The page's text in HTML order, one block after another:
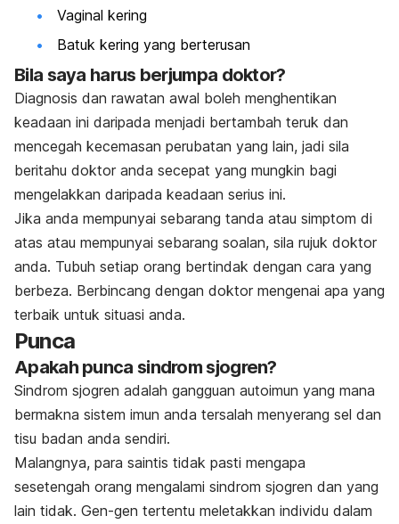
Vaginal kering
Batuk kering yang berterusan
Bila saya harus berjumpa doktor?
Diagnosis dan rawatan awal boleh menghentikan
keadaan ini daripada menjadi bertambah teruk dan
mencegah kecemasan perubatan yang lain, jadi sila
beritahu doktor anda secepat yang mungkin bagi
mengelakkan daripada keadaan serius ini.
Jika anda mempunyai sebarang tanda atau simptom di
atas atau mempunyai sebarang soalan, sila rujuk doktor
anda. Tubuh setiap orang bertindak dengan cara yang
berbeza. Berbincang dengan doktor mengenai apa yang
terbaik untuk situasi anda.
Punca
Apakah punca sindrom sjogren?
Sindrom sjogren adalah gangguan autoimun yang mana
bermakna sistem imun anda tersalah menyerang sel dan
tisu badan anda sendiri.
Malangnya, para saintis tidak pasti mengapa
sesetengah orang mengalami sindrom sjogren dan yang
lain tidak. Gen-gen tertentu meletakkan individu dalam